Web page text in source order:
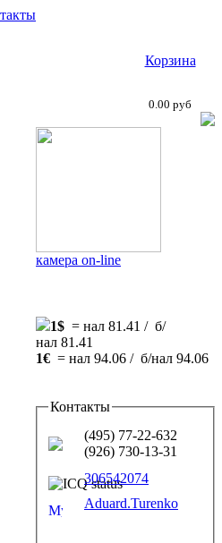
Корзина
0.00 руб
камера on-line
1$ = нал 81.41 / б/
нал 81.41
1€ = нал 94.06 / б/нал 94.06
Контакты
(495) 77-22-632
(926) 730-13-31
306542074
Aduard.Turenko